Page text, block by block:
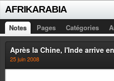
AFRIKARABIA
Notes Pages Catégories
Après la Chine, l'Inde arrive
25 juin 2008